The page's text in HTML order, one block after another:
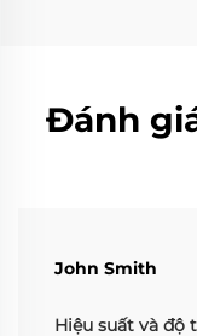
Đánh
John Smith
Hiệu suất và độ